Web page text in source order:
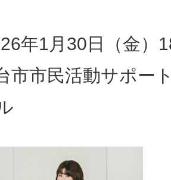
年1月30日（金
市市民活動サポー